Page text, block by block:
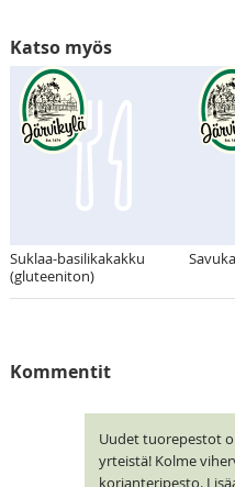
Katso myös
Suklaa-basilikakakku
(gluteeniton)
Kommentit
Uudet tuorepestot
yrteistä! Kolme
korianteripesto.